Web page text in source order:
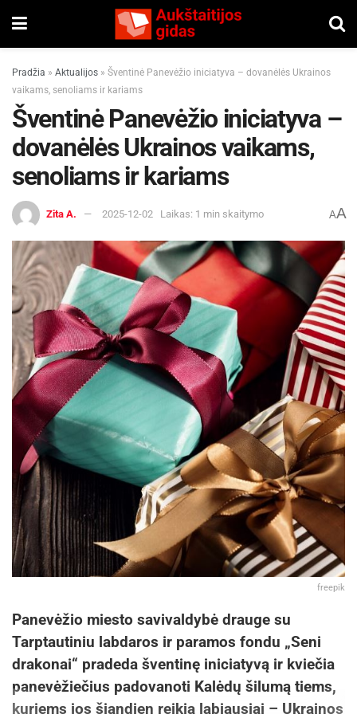
Pradžia » Aktualijos » Šventinė Panevėžio iniciatyva – dovanėlės Ukrainos
vaikams, senoliams ir kariams
Šventinė Panevėžio iniciatyva –
dovanėlės Ukrainos vaikams,
senoliams ir kariams
Zita A. 2025-12-02 Laikas: 1 min skaitymo AA
freepik
Panevėžio miesto savivaldybė drauge su
Tarptautiniu labdaros ir paramos fondu „Seni
drakonai“ pradeda šventinę iniciatyvą ir kviečia
panevėžiečius padovanoti Kalėdų šilumą tiems,
kuriems jos šiandien reikia labiausiai – Ukrainos